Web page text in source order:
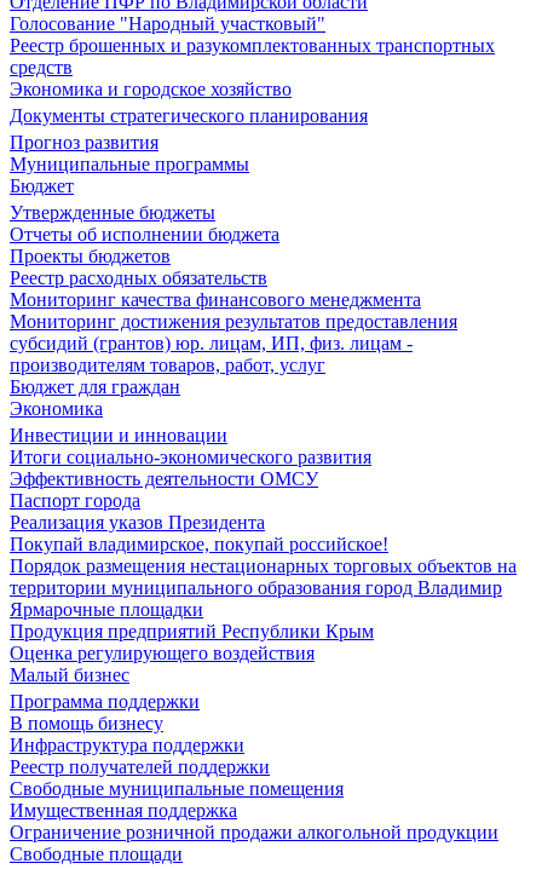
Голосование "Народный участковый"
Реестр брошенных и разукомплектованных транспортных
средств
Экономика и городское хозяйство
Документы стратегического планирования
Прогноз развития
Муниципальные программы
Бюджет
Утвержденные бюджеты
Отчеты об исполнении бюджета
Проекты бюджетов
Реестр расходных обязательств
Мониторинг качества финансового менеджмента
Мониторинг достижения результатов предоставления
субсидий (грантов) юр. лицам, ИП, физ. лицам -
производителям товаров, работ, услуг
Бюджет для граждан
Экономика
Инвестиции и инновации
Итоги социально-экономического развития
Эффективность деятельности ОМСУ
Паспорт города
Реализация указов Президента
Покупай владимирское, покупай российское!
Порядок размещения нестационарных торговых объектов на
территории муниципального образования город Владимир
Ярмарочные площадки
Продукция предприятий Республики Крым
Оценка регулирующего воздействия
Малый бизнес
Программа поддержки
В помощь бизнесу
Инфраструктура поддержки
Реестр получателей поддержки
Свободные муниципальные помещения
Имущественная поддержка
Ограничение розничной продажи алкогольной продукции
Свободные площади